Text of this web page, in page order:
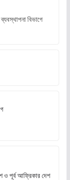
বিভাগে
ও পূর্ব আফ্রিকার দেশ